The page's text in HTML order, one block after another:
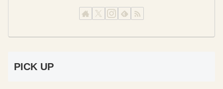
PICK UP